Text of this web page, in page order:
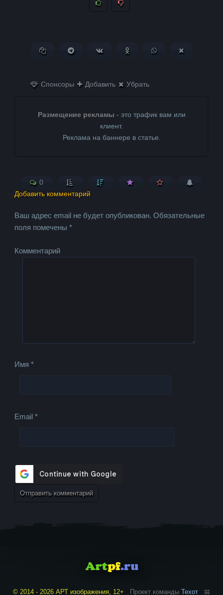
Копировать ссылкуПоделиться в Telegram
Поделиться ВКонтактеПоделиться в
Поделиться в
Спонсоры Добавить Убрать
Размещение рекламы - это трафик вам или
клиент.
Реклама на баннере в статье.
0
Добавить комментарий
Ваш адрес email не будет опубликован. Обязательные
поля помечены*
Комментарий
Имя*
Email*
© 2014 - 2026 АРТ изображения, 12+ Проект команды Техот 𝌴